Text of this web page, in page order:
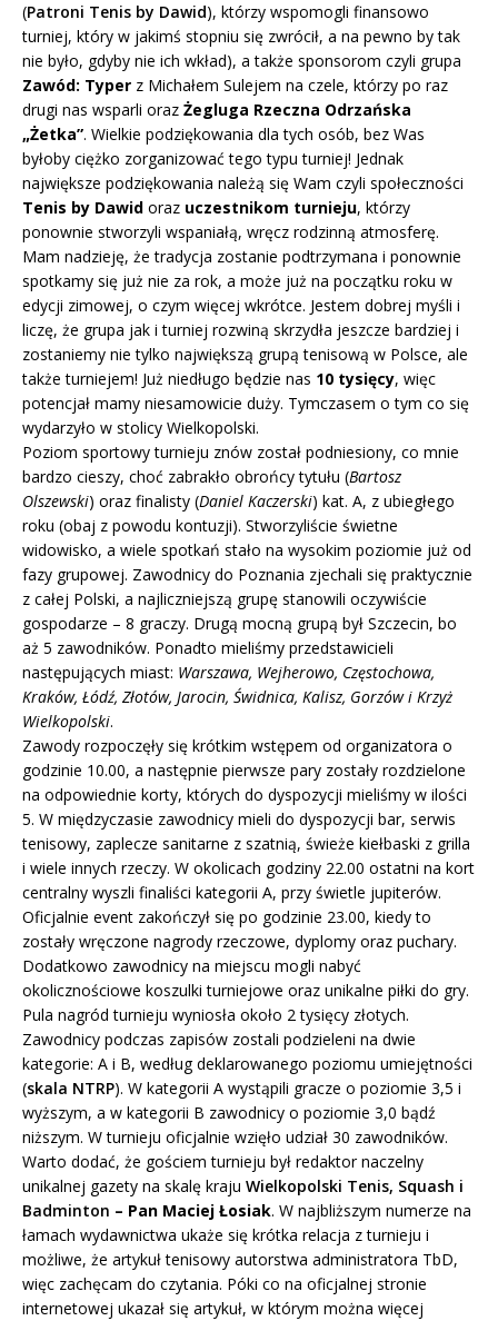
(Patroni Tenis by Dawid), którzy wspomogli finansowo
turniej, który w jakimś stopniu się zwrócił, a na pewno by tak
nie było, gdyby nie ich wkład), a także sponsorom czyli grupa
Zawód: Typer z Michałem Sulejem na czele, którzy po raz
drugi nas wsparli oraz Żegluga Rzeczna Odrzańska
„Żetka”. Wielkie podziękowania dla tych osób, bez Was
byłoby ciężko zorganizować tego typu turniej! Jednak
największe podziękowania należą się Wam czyli społeczności
Tenis by Dawid oraz uczestnikom turnieju, którzy
ponownie stworzyli wspaniałą, wręcz rodzinną atmosferę.
Mam nadzieję, że tradycja zostanie podtrzymana i ponownie
spotkamy się już nie za rok, a może już na początku roku w
edycji zimowej, o czym więcej wkrótce. Jestem dobrej myśli i
liczę, że grupa jak i turniej rozwiną skrzydła jeszcze bardziej i
zostaniemy nie tylko największą grupą tenisową w Polsce, ale
także turniejem! Już niedługo będzie nas 10 tysięcy, więc
potencjał mamy niesamowicie duży. Tymczasem o tym co się
wydarzyło w stolicy Wielkopolski.
Poziom sportowy turnieju znów został podniesiony, co mnie
bardzo cieszy, choć zabrakło obrońcy tytułu (Bartosz
Olszewski) oraz finalisty (Daniel Kaczerski) kat. A, z ubiegłego
roku (obaj z powodu kontuzji). Stworzyliście świetne
widowisko, a wiele spotkań stało na wysokim poziomie już od
fazy grupowej. Zawodnicy do Poznania zjechali się praktycznie
z całej Polski, a najliczniejszą grupę stanowili oczywiście
gospodarze – 8 graczy. Drugą mocną grupą był Szczecin, bo
aż 5 zawodników. Ponadto mieliśmy przedstawicieli
następujących miast: Warszawa, Wejherowo, Częstochowa,
Kraków, Łódź, Złotów, Jarocin, Świdnica, Kalisz, Gorzów i Krzyż
Wielkopolski.
Zawody rozpoczęły się krótkim wstępem od organizatora o
godzinie 10.00, a następnie pierwsze pary zostały rozdzielone
na odpowiednie korty, których do dyspozycji mieliśmy w ilości
5. W międzyczasie zawodnicy mieli do dyspozycji bar, serwis
tenisowy, zaplecze sanitarne z szatnią, świeże kiełbaski z grilla
i wiele innych rzeczy. W okolicach godziny 22.00 ostatni na kort
centralny wyszli finaliści kategorii A, przy świetle jupiterów.
Oficjalnie event zakończył się po godzinie 23.00, kiedy to
zostały wręczone nagrody rzeczowe, dyplomy oraz puchary.
Dodatkowo zawodnicy na miejscu mogli nabyć
okolicznościowe koszulki turniejowe oraz unikalne piłki do gry.
Pula nagród turnieju wyniosła około 2 tysięcy złotych.
Zawodnicy podczas zapisów zostali podzieleni na dwie
kategorie: A i B, według deklarowanego poziomu umiejętności
(skala NTRP). W kategorii A wystąpili gracze o poziomie 3,5 i
wyższym, a w kategorii B zawodnicy o poziomie 3,0 bądź
niższym. W turnieju oficjalnie wzięło udział 30 zawodników.
Warto dodać, że gościem turnieju był redaktor naczelny
unikalnej gazety na skalę kraju Wielkopolski Tenis, Squash i
Badminton – Pan Maciej Łosiak. W najbliższym numerze na
łamach wydawnictwa ukaże się krótka relacja z turnieju i
możliwe, że artykuł tenisowy autorstwa administratora TbD,
więc zachęcam do czytania. Póki co na oficjalnej stronie
internetowej ukazał się artykuł, w którym można więcej